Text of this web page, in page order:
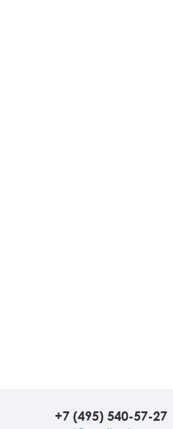
+7 (495) 540-57-27